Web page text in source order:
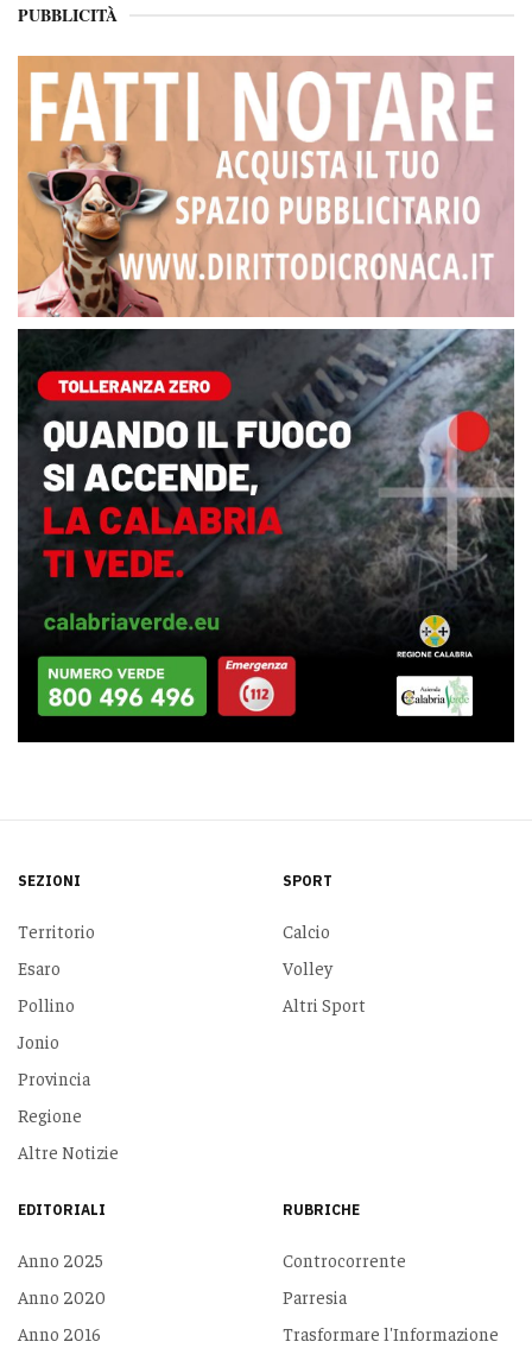
PUBBLICITÀ
SEZIONI
Territorio
Esaro
Pollino
Jonio
Provincia
Regione
Altre Notizie
SPORT
Calcio
Volley
Altri Sport
EDITORIALI
Anno 2025
Anno 2020
Anno 2016
RUBRICHE
Controcorrente
Parresia
Trasformare l'Informazione